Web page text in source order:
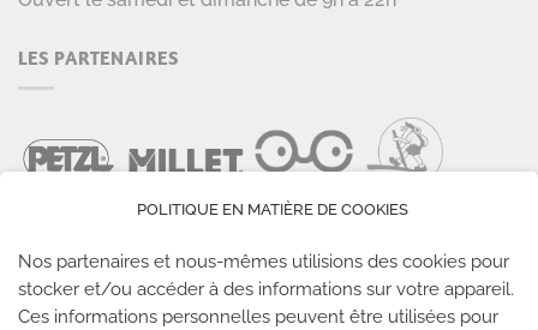
LES PARTENAIRES
POLITIQUE EN MATIÈRE DE COOKIES
Nos partenaires et nous-mêmes utilisions des cookies pour
stocker et/ou accéder à des informations sur votre appareil.
Ces informations personnelles peuvent être utilisées pour